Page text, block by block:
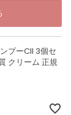
プーCII 3個セ
クリーム 正規